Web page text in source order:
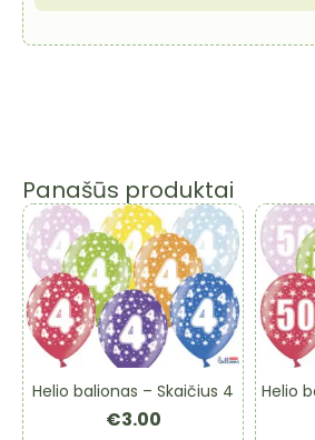
Panašūs produktai
Helio balionas – Skaičius 4
€3.00
Helio